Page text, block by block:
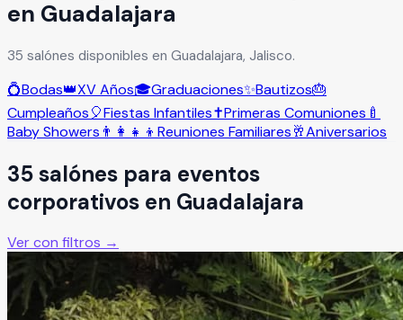
en Guadalajara
35 salónes disponibles en Guadalajara, Jalisco.
💍Bodas👑XV Años🎓Graduaciones✨Bautizos🎂
Cumpleaños🎈Fiestas Infantiles✝️Primeras Comuniones 🍼
Baby Showers 👨‍👩‍👧‍👦 Reuniones Familiares🥂Aniversarios
35salónes para eventos
corporativos en Guadalajara
Ver con filtros →